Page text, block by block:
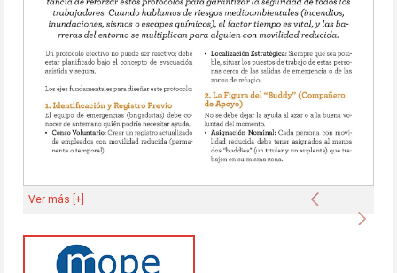
Anterior
Ver más [+]